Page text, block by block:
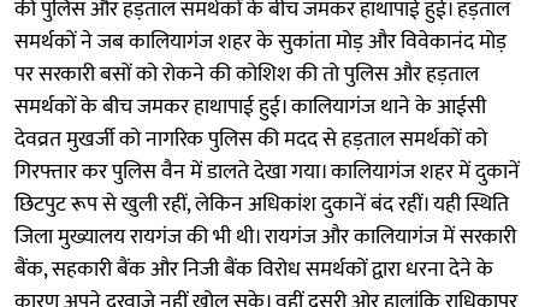
की पुलिस और हड़ताल समर्थकों के बीच जमकर हाथापाई हुई। हड़ताल
समर्थकों ने जब कालियागंज शहर के सुकांता मोड़ और विवेकानंद मोड़
पर सरकारी बसों को रोकने की कोशिश की तो पुलिस और हड़ताल
समर्थकों के बीच जमकर हाथापाई हुई। कालियागंज थाने के आईसी
देवव्रत मुखर्जी को नागरिक पुलिस की मदद से हड़ताल समर्थकों को
गिरफ्तार कर पुलिस वैन में डालते देखा गया। कालियागंज शहर में दुकानें
छिटपुट रूप से खुली रहीं, लेकिन अधिकांश दुकानें बंद रहीं। यही स्थिति
जिला मुख्यालय रायगंज की भी थी। रायगंज और कालियागंज में सरकारी
बैंक, सहकारी बैंक और निजी बैंक विरोध समर्थकों द्वारा धरना देने के